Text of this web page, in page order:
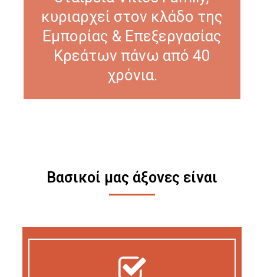
κυριαρχεί στον κλάδο της
Εμπορίας & Επεξεργασίας
Κρεάτων πάνω από 40
χρόνια.
Βασικοί μας άξονες είναι